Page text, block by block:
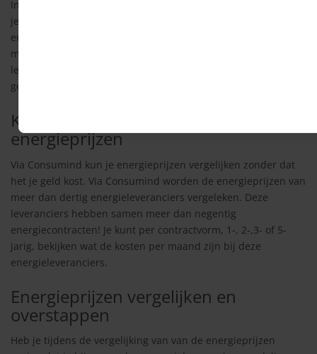
In deze vervelende periode heb je genoeg andere dingen aan
je hoofd. Toch is het belangrijk om voor je nieuwe woning de
energiezaken goed geregeld te hebben. Begin daarom eerst
met energieprijzen te vergelijken, zodat je in ieder geval de
levering van stroom en gas voor de nieuwe woning goed
geregeld hebt.
Kosten van het vergelijken van
energieprijzen
Via Consumind kun je energieprijzen vergelijken zonder dat
het je geld kost. Via Consumind worden de energieprijzen van
meer dan dertig energieleveranciers vergeleken. Deze
leveranciers hebben samen meer dan negentig
energiecontracten! Je kunt per contractvorm, 1-, 2-,3- of 5-
jarig, bekijken wat de kosten per maand zijn bij deze
energieleveranciers.
Energieprijzen vergelijken en
overstappen
Heb je tijdens de vergelijking van van de energieprijzen